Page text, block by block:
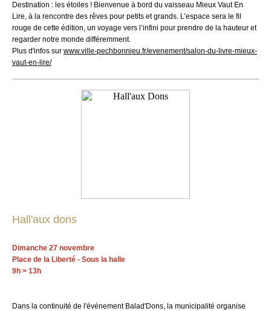
Destination : les étoiles ! Bienvenue à bord du vaisseau Mieux Vaut En
Lire, à la rencontre des rêves pour petits et grands. L’espace sera le fil
rouge de cette édition, un voyage vers l’infini pour prendre de la hauteur et
regarder notre monde différemment.
Plus d'infos sur www.ville-pechbonnieu.fr/evenement/salon-du-livre-mieux-
vaut-en-lire/
Hall'aux dons
Dimanche 27 novembre
Place de la Liberté - Sous la halle
9h > 13h
Dans la continuité de l'événement Balad'Dons, la municipalité organise